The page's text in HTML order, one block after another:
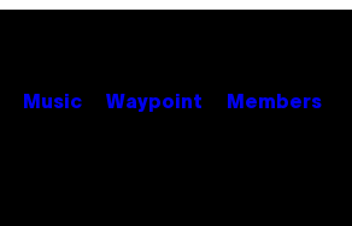
Music Waypoint Members